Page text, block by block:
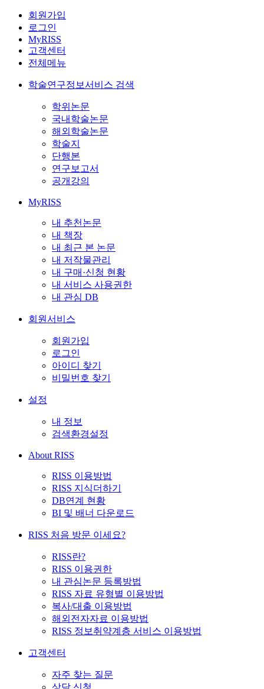
회원가입
로그인
MyRISS
고객센터
전체메뉴
학술연구정보서비스 검색
학위논문
국내학술논문
해외학술논문
학술지
단행본
연구보고서
공개강의
MyRISS
내 추천논문
내 책장
내 최근 본 논문
내 저작물관리
내 구매·신청 현황
내 서비스 사용권한
내 관심 DB
회원서비스
회원가입
로그인
아이디 찾기
비밀번호 찾기
설정
내 정보
검색환경설정
About RISS
RISS 이용방법
RISS 지식더하기
DB연계 현황
BI 및 배너 다운로드
RISS 처음 방문 이세요?
RISS란?
RISS 이용권한
내 관심논문 등록방법
RISS 자료 유형별 이용방법
복사/대출 이용방법
해외전자자료 이용방법
RISS 정보취약계층 서비스 이용방법
고객센터
자주 찾는 질문
상담 신청